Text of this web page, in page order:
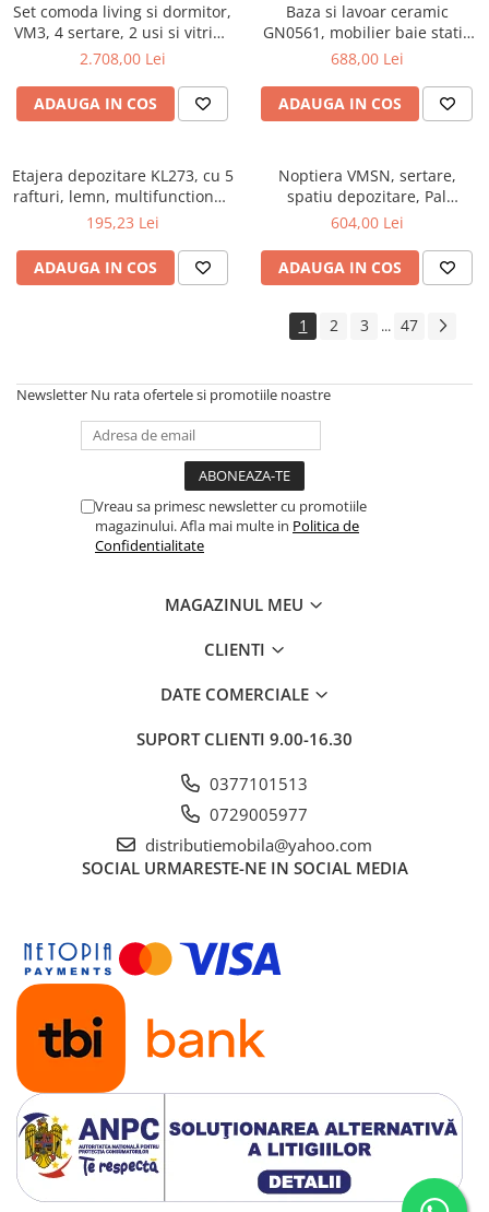
Set comoda living si dormitor,
VM3, 4 sertare, 2 usi si vitrina
suprapozabila VMN4, 2 usi, 2
insertii MDF, Nuc
2.708,00 Lei
ADAUGA IN COS
Baza si lavoar ceramic
GN0561, mobilier baie stativ
50 cm, front MDF, 2 usi, 2
reglabile, alb/antracit
688,00 Lei
ADAUGA IN COS
Etajera depozitare KL273, cu 5
rafturi, lemn, multifunctional,
natur
195,23 Lei
ADAUGA IN COS
Noptiera VMSN, sertare,
spatiu depozitare, Pal
Melaminat, insertii MDF, Nuc
604,00 Lei
ADAUGA IN COS
1 2 3 ... 47
Newsletter Nu rata ofertele si promotiile noastre
Vreau sa primesc newsletter cu promotiile
magazinului. Afla mai multe in Politica de
Confidentialitate
MAGAZINUL MEU
CLIENTI
DATE COMERCIALE
SUPORT CLIENTI 9.00-16.30
0377101513
0729005977
distributiemobila@yahoo.com
SOCIAL URMARESTE-NE IN SOCIAL MEDIA